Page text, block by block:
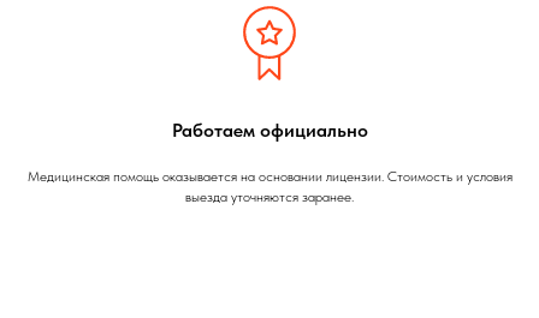
Работаем официально
Медицинская помощь оказывается на основании лицензии. Стоимость и условия
выезда уточняются заранее.